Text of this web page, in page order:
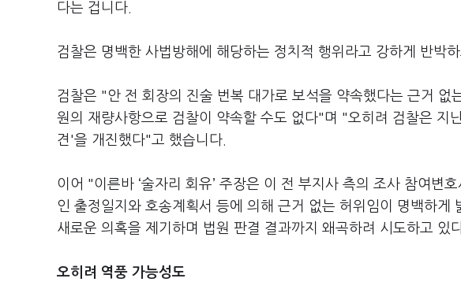
다는 겁니다.
검찰은 명백한 사법방해에 해당하는 정치적 행위라고 강하게 반박
검찰은 "안 전 회장의 진술 번복 대가로 보석을 약속했다는 근거 없
원의 재량사항으로 검찰이 약속할 수도 없다"며 "오히려 검찰은 지
견'을 개진했다"고 했습니다.
이어 "이른바 ‘술자리 회유’ 주장은 이 전 부지사 측의 조사 참여변
인 출정일지와 호송계획서 등에 의해 근거 없는 허위임이 명백하
새로운 의혹을 제기하며 법원 판결 결과까지 왜곡하려 시도하고 있
오히려 역풍 가능성도